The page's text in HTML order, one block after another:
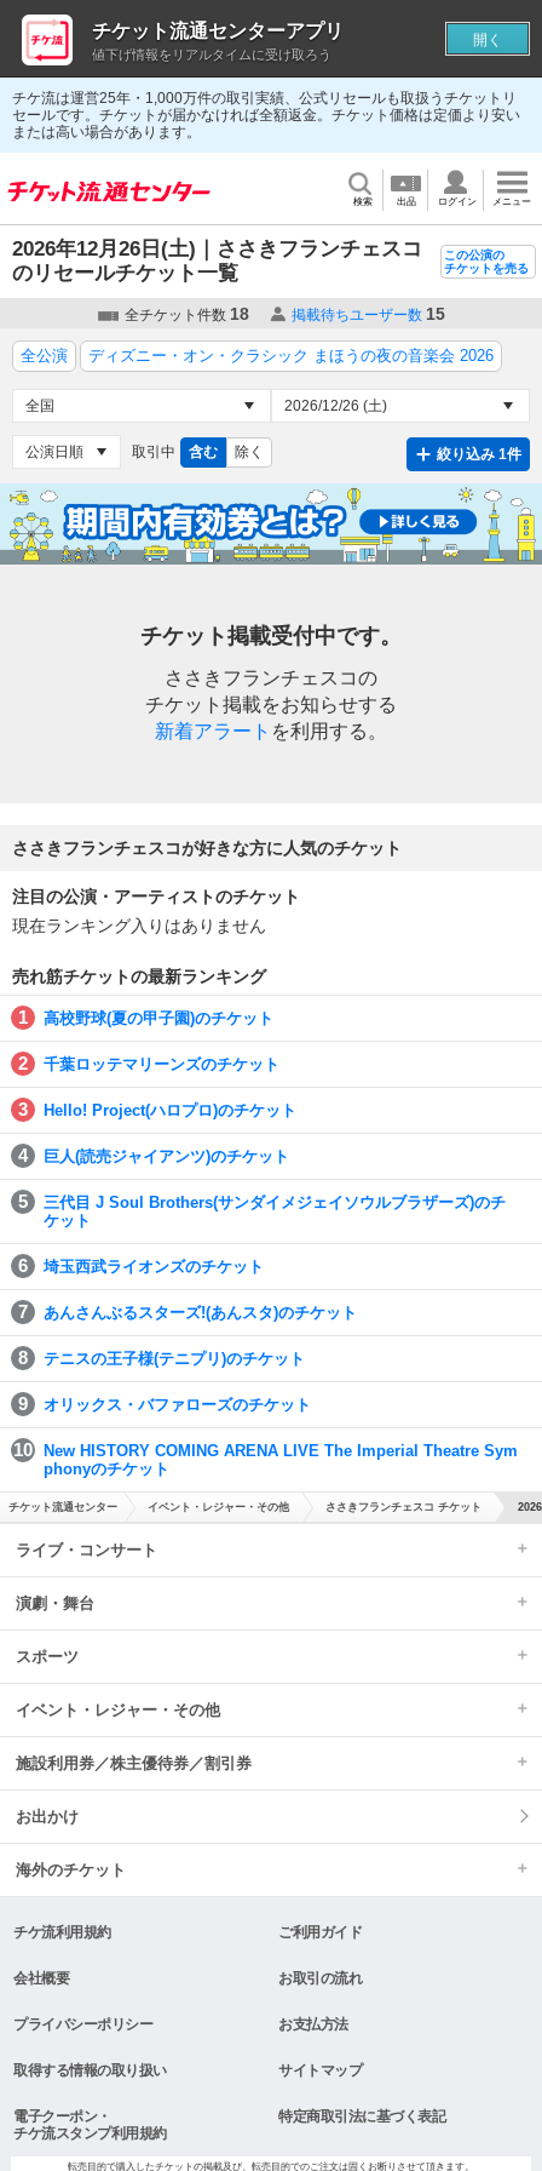
チケ流は運営25年・1,000万件の取引実績、公式リセールも取扱うチケットリ
セールです。チケットが届かなければ全額返金。チケット価格は定価より安い
または高い場合があります。
検索 出品 ログイン メニュー
2026年12月26日(土)｜ささきフランチェスコ
のリセールチケット一覧
この公演の
チケットを売る
全チケット件数 18 掲載待ちユーザー数 15
全公演 ディズニー・オン・クラシック まほうの夜の音楽会 2026
取引中 含む 除く 絞り込み 1件
チケット掲載受付中です。
ささきフランチェスコの
チケット掲載をお知らせする
新着アラート を利用する。
ささきフランチェスコが好きな方に人気のチケット
注目の公演・アーティストのチケット
現在ランキング入りはありません
売れ筋チケットの最新ランキング
高校野球(夏の甲子園)のチケット
千葉ロッテマリーンズのチケット
Hello! Project(ハロプロ)のチケット
巨人(読売ジャイアンツ)のチケット
三代目 J Soul Brothers(サンダイメジェイソウルブラザーズ)のチ
ケット
埼玉西武ライオンズのチケット
あんさんぶるスターズ!(あんスタ)のチケット
テニスの王子様(テニプリ)のチケット
オリックス・バファローズのチケット
New HISTORY COMING ARENA LIVE The Imperial Theatre Sym
phonyのチケット
チケット流通センター イベント・レジャー・その他 ささきフランチェスコ チケット
ライブ・コンサート
演劇・舞台
スポーツ
イベント・レジャー・その他
施設利用券／株主優待券／割引券
お出かけ
海外のチケット
チケ流利用規約 ご利用ガイド
会社概要 お取引の流れ
プライバシーポリシー お支払方法
取得する情報の取り扱い サイトマップ
電子クーポン・
チケ流スタンプ利用規約
特定商取引法に基づく表記
転売目的で購入したチケットの掲載及び、転売目的でのご注文は固くお断りさせて頂きます。
チケット流通センターアプリ
値下げ情報をリアルタイムに受け取ろう
開く